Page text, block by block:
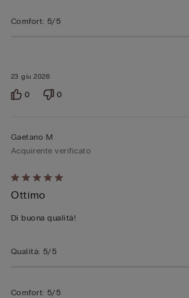
23 giu 2026
Comfort: 5/5
0 0
Valutato
5
su
Gaetano M
Acquirente verificato
Ottimo
Di buona qualità!
Qualità: 5/5
Comfort: 5/5